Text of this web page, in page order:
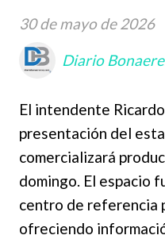
El intendente
presentación del
comercializará
domingo. El espacio
centro de referencia
ofreciendo
30 de mayo de 2026
Diario